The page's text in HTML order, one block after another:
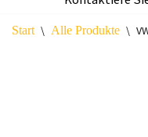
Start \ Alle Produkte \